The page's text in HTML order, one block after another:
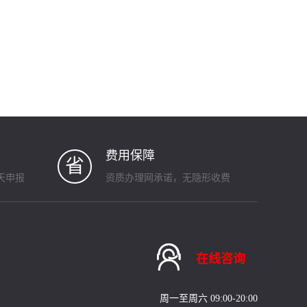
申报
省 费用保障
资质办理网承诺，无隐形收费
 在线咨询
周一至周六 09:00-20:00